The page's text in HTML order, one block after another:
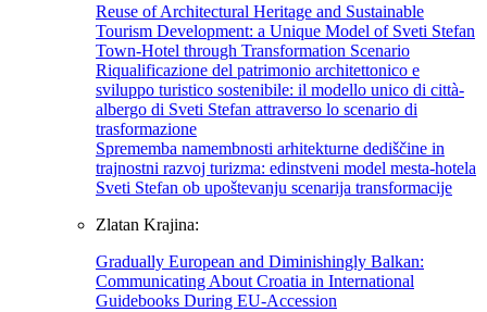
Reuse of Architectural Heritage and Sustainable
Tourism Development: a Unique Model of Sveti Stefan
Town-Hotel through Transformation Scenario
Riqualificazione del patrimonio architettonico e
sviluppo turistico sostenibile: il modello unico di città-
albergo di Sveti Stefan attraverso lo scenario di
trasformazione
Sprememba namembnosti arhitekturne dediščine in
trajnostni razvoj turizma: edinstveni model mesta-hotela
Sveti Stefan ob upoštevanju scenarija transformacije
Zlatan Krajina:
Gradually European and Diminishingly Balkan:
Communicating About Croatia in International
Guidebooks During EU-Accession